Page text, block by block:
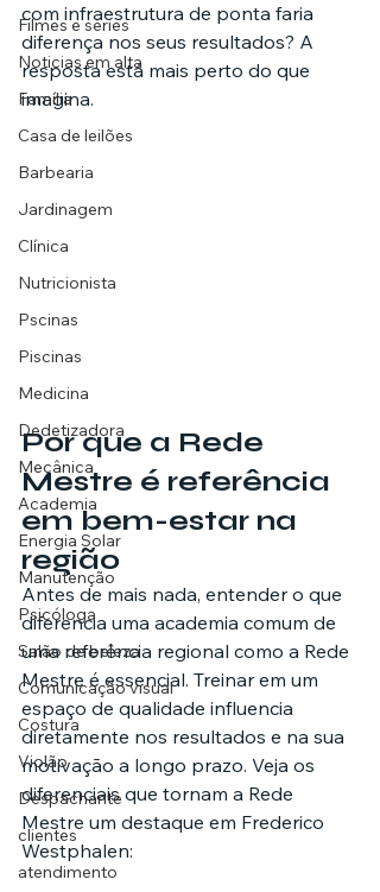
Filmes e séries
Noticias em alta
Família
Casa de leilões
Barbearia
Jardinagem
Clínica
Nutricionista
Pscinas
Piscinas
Medicina
Dedetizadora
Mecânica
Academia
Energia Solar
Manutenção
Psicóloga
Salão de beleza
Comunicação visual
Costura
Violão
Despachante
clientes
atendimento
com infraestrutura de ponta faria
diferença nos seus resultados? A
resposta está mais perto do que
imagina.
Por que a Rede
Mestre é referência
em bem-estar na
região
Antes de mais nada, entender o que
diferencia uma academia comum de
uma referência regional como a Rede
Mestre é essencial. Treinar em um
espaço de qualidade influencia
diretamente nos resultados e na sua
motivação a longo prazo. Veja os
diferenciais que tornam a Rede
Mestre um destaque em Frederico
Westphalen: